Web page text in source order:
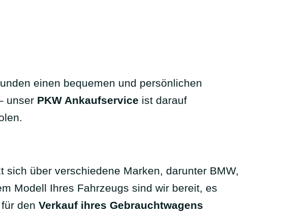
einen bequemen und persönlichen
unser PKW Ankaufservice ist darauf
sich über verschiedene Marken, darunter BMW,
Modell Ihres Fahrzeugs sind wir bereit, es
den Verkauf ihres Gebrauchtwagens